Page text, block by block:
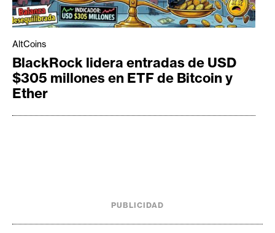
AltCoins
BlackRock lidera entradas de USD
$305 millones en ETF de Bitcoin y
Ether
PUBLICIDAD